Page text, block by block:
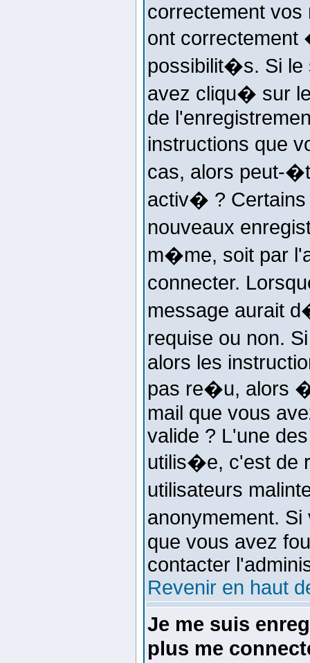
correctement vos
ont
possibilit�s. Si le
avez cliqu� sur
de
instructions que
cas, alors peut-
activ� ?
nouveaux
m�me, soit par
connecter.
message aurait
requise ou non.
alors les
pas re�u, alors
mail que vous
valide ? L'une
utilis�e, c'est de
utilisateurs
anonymement.
que vous avez
contacter
Revenir en haut
Je me suis
plus me